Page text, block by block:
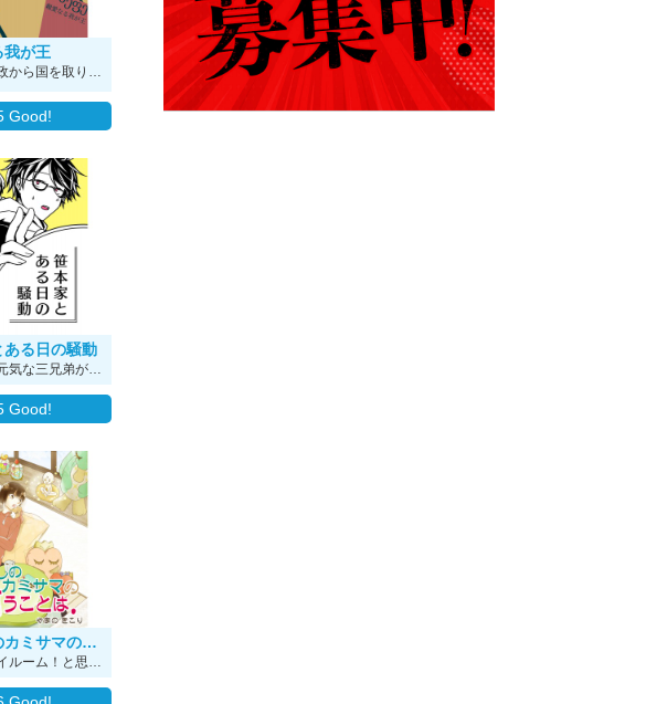
我が王
父王の悪政から国を取り戻した王子と世界に呪われた不死の魔女の話。 寿命の差っていいよね…となりながら描いたもの。 2019年の作品です。
Good!
ある日の騒動
笹本家の元気な三兄弟が深夜に騒いでいるお話。 2019年の読み切り漫画です。 ※あくまで兄弟がぎゃいぎゃい言ってる話がメインですが、BL要素があります。ご注意ください。
Good!
わたしのカミサマの言うことは。
念願のマイルーム！と思って部屋に入った先にいた『者』は――！！？ 小さい神様(自称？)と女子中学生、実月が繰り広げるアットホームコメディ漫画。